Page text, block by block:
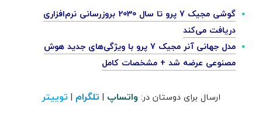
گوشی مجیک 7 پرو تا سال 2030 بروزرسانی نرم‌افزاری
دریافت می‌کند
مدل جهانی آنر مجیک 7 پرو با ویژگی‌های جدید هوش
مصنوعی عرضه شد + مشخصات کامل
ارسال برای دوستان در: واتساپ | تلگرام | توییتر